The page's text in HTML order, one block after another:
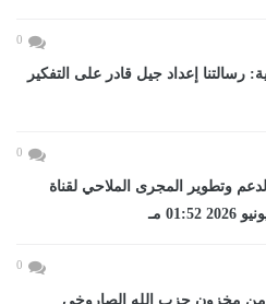
0
رسالتنا إعداد جيل قادر على التفكير
0
وتطوير المجرى الملاحي لقناة
0